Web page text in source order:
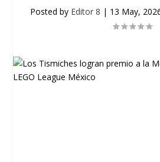
Posted by Editor 8 | 13 May,